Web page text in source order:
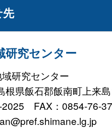
研究センター
研究センター
県飯石郡飯南町上来
2025 FAX：0854-76-